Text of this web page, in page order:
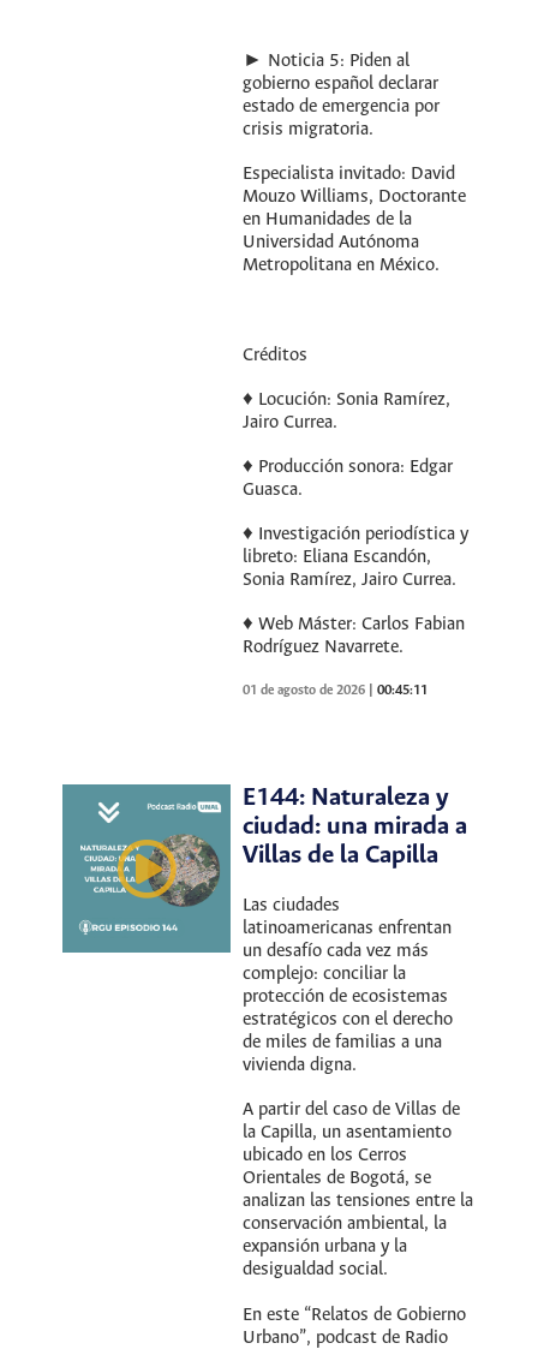
► Noticia 5: Piden al
gobierno español declarar
estado de emergencia por
crisis migratoria.
Especialista invitado: David
Mouzo Williams, Doctorante
en Humanidades de la
Universidad Autónoma
Metropolitana en México.
Créditos
♦ Locución: Sonia Ramírez,
Jairo Currea.
♦ Producción sonora: Edgar
Guasca.
♦ Investigación periodística y
libreto: Eliana Escandón,
Sonia Ramírez, Jairo Currea.
♦ Web Máster: Carlos Fabian
Rodríguez Navarrete.
01 de agosto de 2026 |00:45:11
E144: Naturaleza y
ciudad: una mirada a
Villas de la Capilla
Las ciudades
latinoamericanas enfrentan
un desafío cada vez más
complejo: conciliar la
protección de ecosistemas
estratégicos con el derecho
de miles de familias a una
vivienda digna.
A partir del caso de Villas de
la Capilla, un asentamiento
ubicado en los Cerros
Orientales de Bogotá, se
analizan las tensiones entre la
conservación ambiental, la
expansión urbana y la
desigualdad social.
En este “Relatos de Gobierno
Urbano”, podcast de Radio